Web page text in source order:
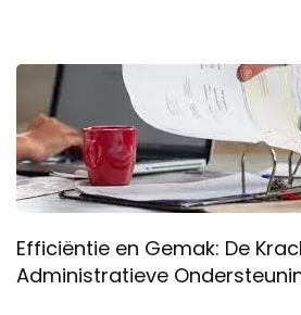
Efficiëntie en Gemak: De
Administratieve